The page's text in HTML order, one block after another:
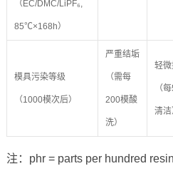
（EC/DMC/LiPF₆,
85℃×168h）
模具污染等级
（1000模次后）
严重结垢
（需每
200模酸
洗）
轻
（
清洁
注：phr = parts per hundred